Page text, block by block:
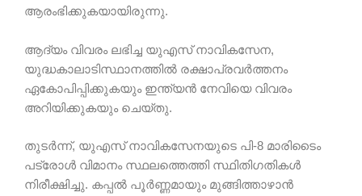
ആരംഭിക്കുകയായിരുന്നു.
ആദ്യം വിവരം ലഭിച്ച യുഎസ് നാവികസേന,
യുദ്ധകാലാടിസ്ഥാനത്തിൽ രക്ഷാപ്രവർത്തനം
ഏകോപിപ്പിക്കുകയും ഇന്ത്യൻ നേവിയെ വിവരം
അറിയിക്കുകയും ചെയ്തു.
തുടർന്ന്, യുഎസ് നാവികസേനയുടെ പി-8 മാരിടൈം
പട്രോൾ വിമാനം സ്ഥലത്തെത്തി സ്ഥിതിഗതികൾ
നിരീക്ഷിച്ചു. കപ്പൽ പൂർണ്ണമായും മുങ്ങിത്താഴാൻ